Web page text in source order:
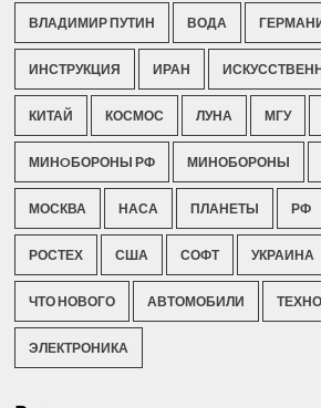
ВЛАДИМИР ПУТИН ВОДА
ИНСТРУКЦИЯ ИРАН
КИТАЙ КОСМОС ЛУНА МГУ
МИНOБОРОНЫ РФ МИНОБОРОНЫ
МОСКВА НАСА ПЛАНЕТЫ РФ
РОСТЕХ США СОФТ УКРАИНА
ЧТО НОВОГО АВТОМОБИЛИ
ЭЛЕКТРОНИКА